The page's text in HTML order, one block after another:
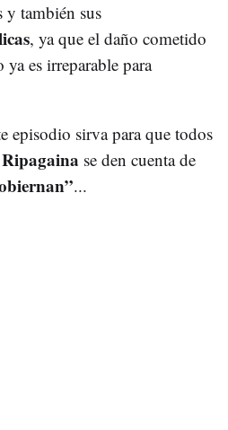
y también sus
, ya que el daño cometido
es irreparable para
episodio sirva para que todos
Ripagaina se den cuenta de
...